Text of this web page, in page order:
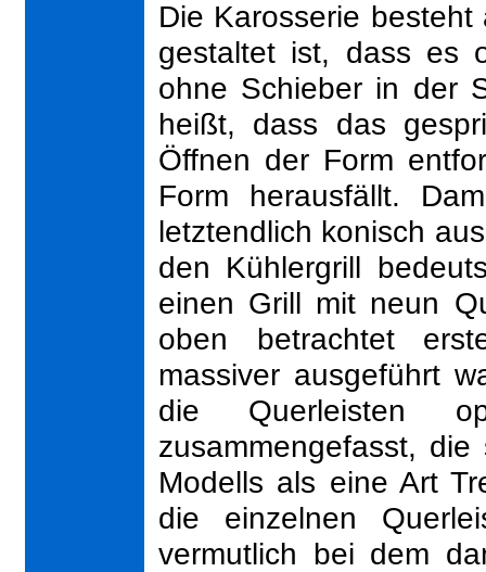
Die Karosserie
gestaltet ist, dass es
ohne Schieber in der
heißt, dass das
Öffnen der Form
Form herausfällt.
letztendlich konisch
den Kühlergrill
einen Grill mit neun
oben betrachtet
massiver ausgeführt
die Querleisten
zusammengefasst,
Modells als eine Art
die einzelnen
vermutlich bei dem